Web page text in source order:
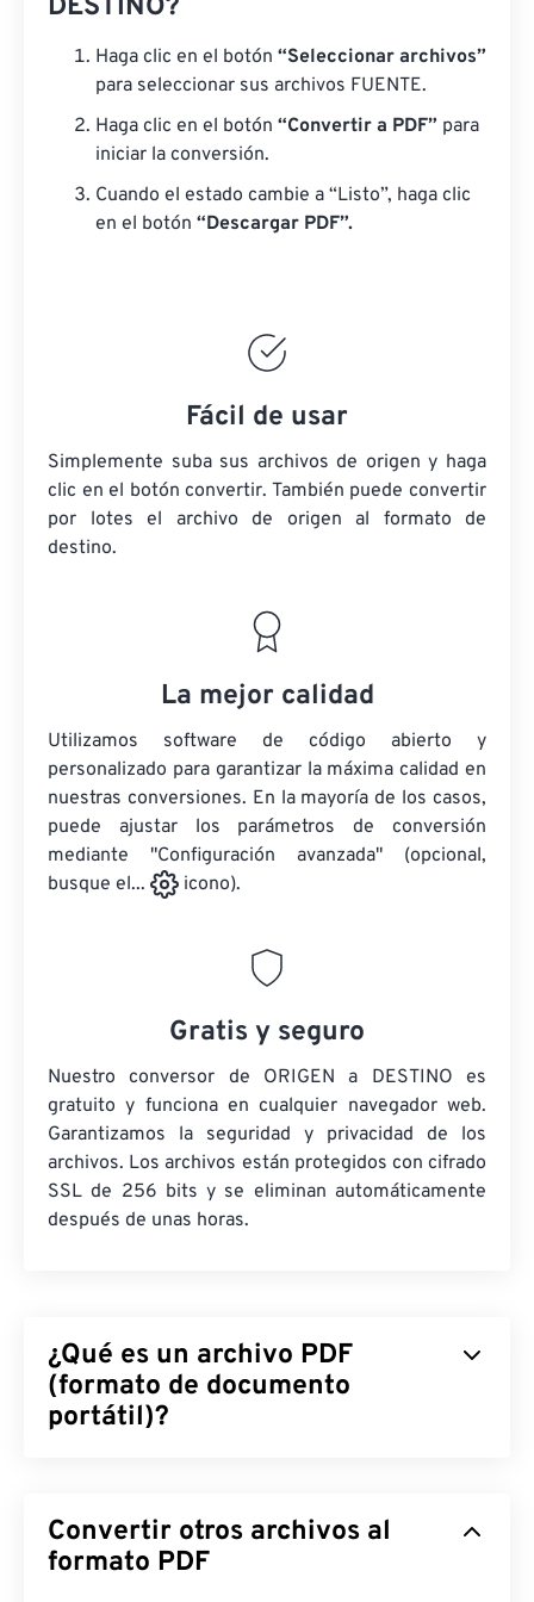
DESTINO?
Haga clic en el botón “Seleccionar archivos”
para seleccionar sus archivos FUENTE.
Haga clic en el botón “Convertir a PDF” para
iniciar la conversión.
Cuando el estado cambie a “Listo”, haga clic
en el botón “Descargar PDF”.
Fácil de usar
Simplemente suba sus archivos de origen y haga
clic en el botón convertir. También puede convertir
por lotes el archivo de origen al formato de
destino.
La mejor calidad
Utilizamos software de código abierto y
personalizado para garantizar la máxima calidad en
nuestras conversiones. En la mayoría de los casos,
puede ajustar los parámetros de conversión
mediante "Configuración avanzada" (opcional,
busque el...
icono).
Gratis y seguro
Nuestro conversor de ORIGEN a DESTINO es
gratuito y funciona en cualquier navegador web.
Garantizamos la seguridad y privacidad de los
archivos. Los archivos están protegidos con cifrado
SSL de 256 bits y se eliminan automáticamente
después de unas horas.
¿Qué es un archivo PDF
(formato de documento
portátil)?
características tanto de documentos de texto
como de imágenes gráficas, lo que lo convierte en
Convertir otros archivos al
formato PDF